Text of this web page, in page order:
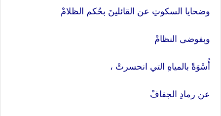
وضحايا السكوتِ عن القائلينَ بحُكم الظلامْ
وبفوضى النظامْ
أُسْوَةً بالمياهِ التي انحسرتْ ،
عن رمادِ الجفافْ